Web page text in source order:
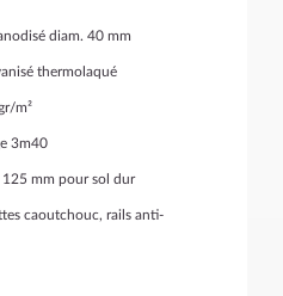
diam. 40 mm
thermolaqué
m²
3m40
mm pour sol dur
caoutchouc, rails anti-